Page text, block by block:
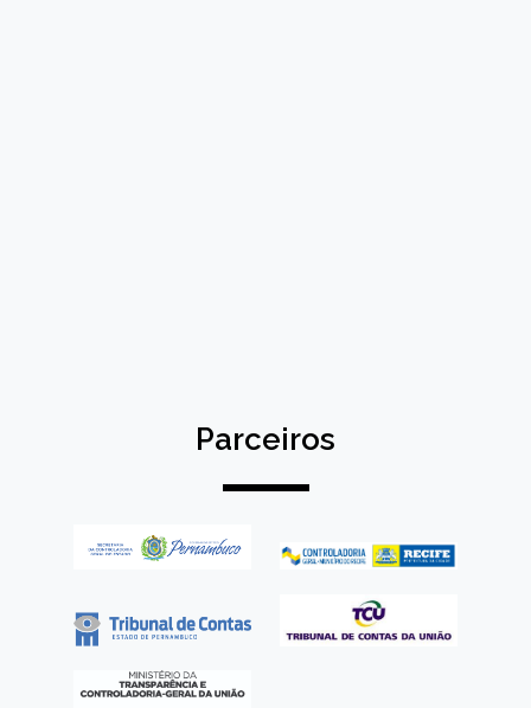
Parceiros